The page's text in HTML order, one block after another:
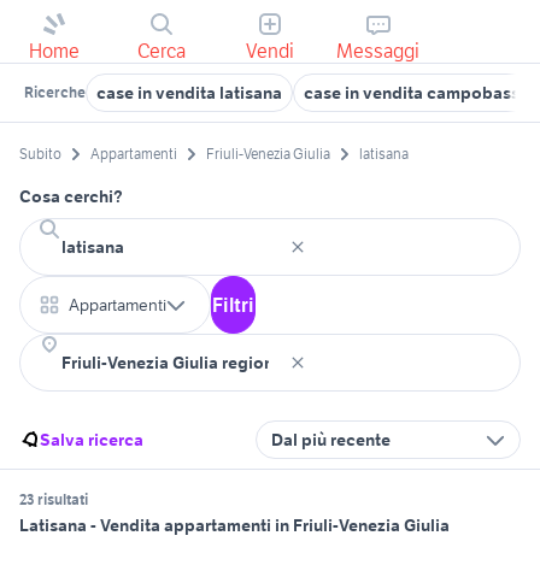
Home Cerca Vendi Messaggi
Ricerche case in vendita latisana case in vendita campobasso
Subito Appartamenti Friuli-Venezia Giulia latisana
Cosa cerchi?
Appartamenti Filtri
Salva ricerca Dal più recente
23 risultati
Latisana - Vendita appartamenti in Friuli-Venezia Giulia